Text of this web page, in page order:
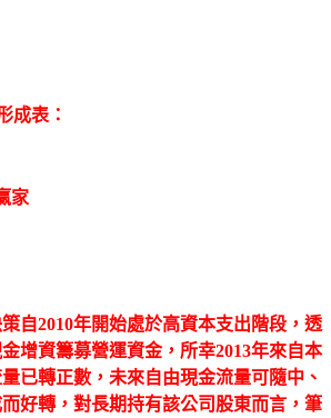
成表：
家
自2010年開始處於高資本支出階段，透
增資籌募營運資金，所幸2013年來自本
已轉正數，未來自由現金流量可隨中、
好轉，對長期持有該公司股東而言，筆